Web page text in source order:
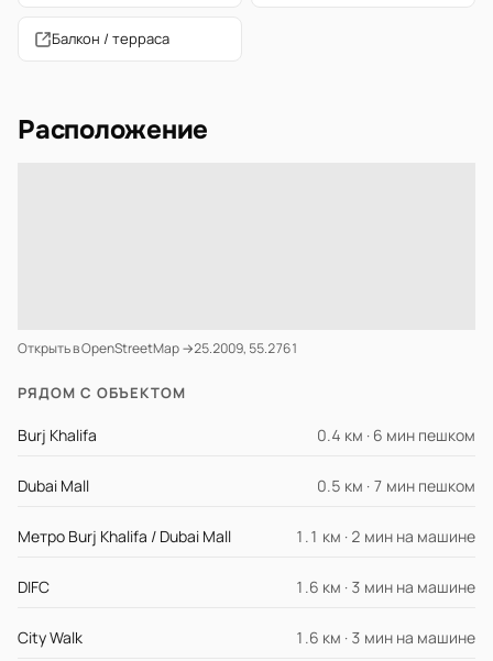
Балкон / терраса
Расположение
Открыть в OpenStreetMap →25.2009, 55.2761
РЯДОМ С ОБЪЕКТОМ
Burj Khalifa 0.4 км · 6 мин пешком
Dubai Mall 0.5 км · 7 мин пешком
Метро Burj Khalifa / Dubai Mall 1.1 км · 2 мин на машине
DIFC 1.6 км · 3 мин на машине
City Walk 1.6 км · 3 мин на машине